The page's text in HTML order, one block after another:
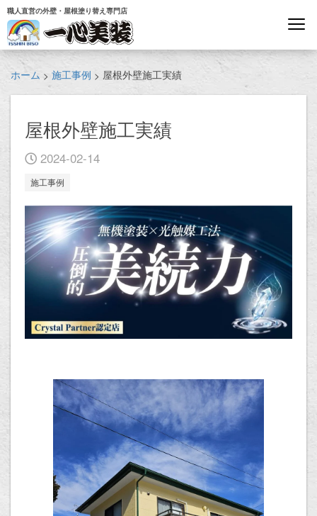
職人直営の外壁・屋根塗り替え専門店
ホーム > 施工事例 > 屋根外壁施工実績
屋根外壁施工実績
2024-02-14
施工事例